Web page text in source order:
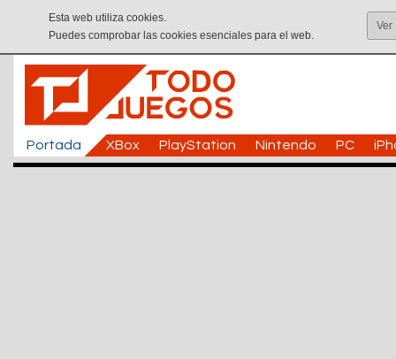
Esta web utiliza cookies.
Puedes comprobar las cookies esenciales para el web.
Ver
Portada XBox PlayStation Nintendo PC